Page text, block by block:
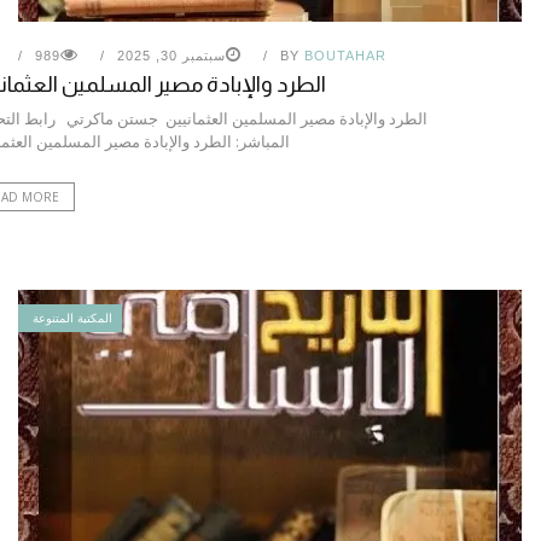
BY BOUTAHAR سبتمبر 30, 2025 989
الطرد والإبادة مصير المسلمين
الطرد والإبادة مصير المسلمين العثمانيين جستن ماكرتي رابط
المباشر: الطرد والإبادة مصير المسلمين
MORE
المكتبة المتنوعة